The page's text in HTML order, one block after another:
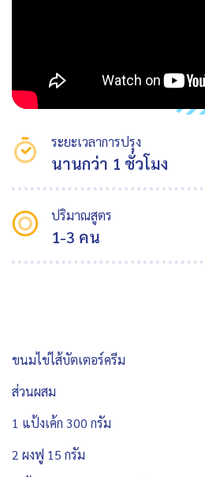
ระยะเวลาการปรุง
นานกว่า 1 ชั่วโมง
ปริมาณสูตร
1-3 คน
ขนมไข่ไส้บัตเตอร์ครีม
ส่วนผสม
1 แป้งเค้ก 300 กรัม
2 ผงฟู 15 กรัม